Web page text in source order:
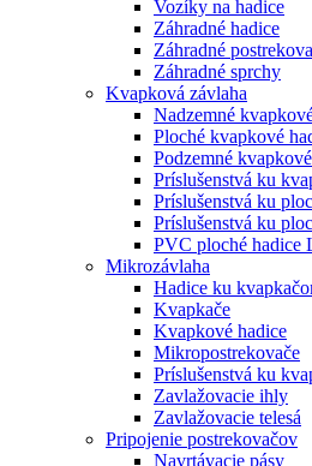
Vozíky na hadice
Záhradné hadice
Záhradné
Záhradné sprchy
Kvapková závlaha
Nadzemné
Ploché kvapkové
Podzemné
Príslušenstvá ku
Príslušenstvá ku
Príslušenstvá ku
PVC ploché hadice
Mikrozávlaha
Hadice ku
Kvapkače
Kvapkové hadice
Mikropostrekovače
Príslušenstvá ku
Zavlažovacie ihly
Zavlažovacie telesá
Pripojenie postrekovačov
Navrtávacie pásy